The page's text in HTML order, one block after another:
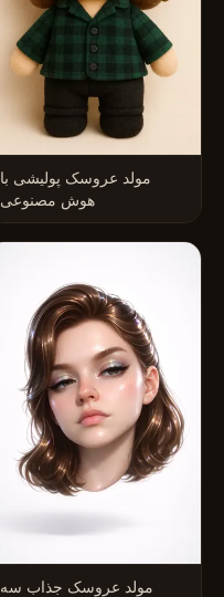
مولد عروسک پولیشی با
هوش مصنوعی
مولد عروسک جذاب سه